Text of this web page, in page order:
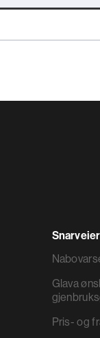
Snarveier
Glava
Pris- og